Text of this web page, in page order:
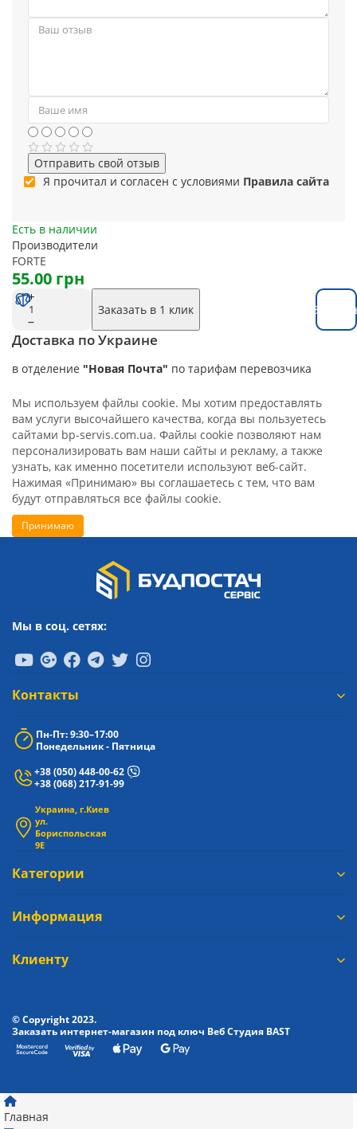
Отправить свой отзыв
Я прочитал и согласен с условиями Правила сайта
Есть в наличии
Производители
FORTE
55.00 грн
Заказать в 1 клик
Доставка по Украине
в отделение "Новая Почта" по тарифам перевозчика
Мы используем файлы cookie. Мы хотим предоставлять
вам услуги высочайшего качества, когда вы пользуетесь
сайтами bp-servis.com.ua. Файлы cookie позволяют нам
персонализировать вам наши сайты и рекламу, а также
узнать, как именно посетители используют веб-сайт.
Нажимая «Принимаю» вы соглашаетесь с тем, что вам
будут отправляться все файлы cookie.
Принимаю
Мы в соц. сетях:
Контакты
Пн-Пт: 9:30–17:00
Понедельник - Пятница
+38 (050) 448-00-62
+38 (068) 217-91-99
Украина, г.Киев
ул.
Бориспольская
9Е
Категории
Информация
Клиенту
© Copyright 2023.
Заказать интернет-магазин под ключ Веб Студия BAST
Главная